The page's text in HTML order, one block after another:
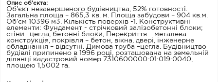
Опис об’єкта:
Об'єкт незавершеного будівництва, 52% готовності.
Загальна площа – 865,3 кв. м. Площа забудови – 904 кв.м.
Об’єм 10396 м3. Кількість поверхів -1. Конструктивні
елементи: Фундамент - стрічковий залізобетонні блоки;
стіни –цегла, бетонні блоки, Перекриття – металева
конструкція, покрівля – бетон, вікна, двері, інженерне
обладнання – відсутні. Димова труба –цегла. Будівництво
будівлі припинено в 1996 році, розташована на земельній
ділянці кадастровий номер 7310600000:01:019:0040,
площею 1,5002 га.